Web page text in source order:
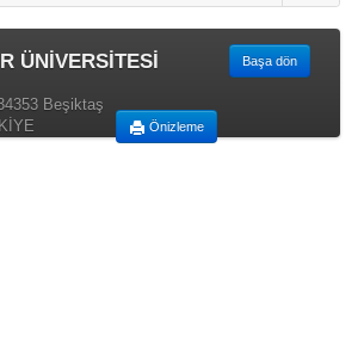
ÜNİVERSİTESİ Başa dön
Önizleme
Beşiktaş